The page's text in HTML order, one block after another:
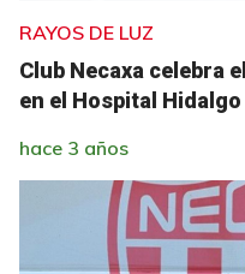
RAYOS DE LUZ
Club Necaxa celebra
en el Hospital Hidalgo
hace 3 años